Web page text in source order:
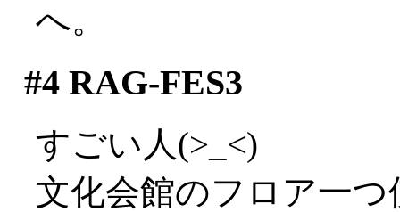
へ。
#4RAG-FES3
すごい人(>_<)
文化会館のフロア一